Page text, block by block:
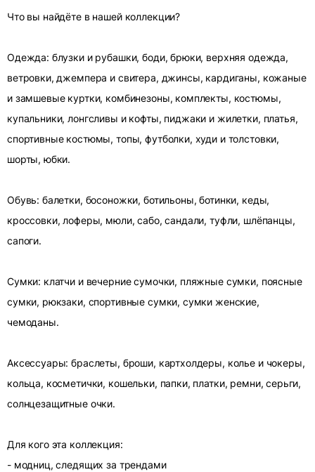
Что вы найдёте в нашей коллекции?
Одежда: блузки и рубашки, боди, брюки, верхняя одежда,
ветровки, джемпера и свитера, джинсы, кардиганы, кожаные
и замшевые куртки, комбинезоны, комплекты, костюмы,
купальники, лонгсливы и кофты, пиджаки и жилетки, платья,
спортивные костюмы, топы, футболки, худи и толстовки,
шорты, юбки.
Обувь: балетки, босоножки, ботильоны, ботинки, кеды,
кроссовки, лоферы, мюли, сабо, сандали, туфли, шлёпанцы,
сапоги.
Сумки: клатчи и вечерние сумочки, пляжные сумки, поясные
сумки, рюкзаки, спортивные сумки, сумки женские,
чемоданы.
Аксессуары: браслеты, броши, картхолдеры, колье и чокеры,
кольца, косметички, кошельки, папки, платки, ремни, серьги,
солнцезащитные очки.
Для кого эта коллекция:
- модниц, следящих за трендами